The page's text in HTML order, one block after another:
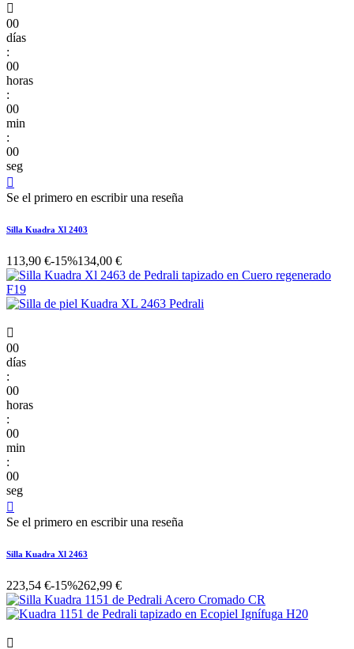

00
días
:
00
horas
:
00
min
:
00
seg

Se el primero en escribir una reseña
Silla Kuadra Xl 2403
113,90 €-15%134,00 €

00
días
:
00
horas
:
00
min
:
00
seg

Se el primero en escribir una reseña
Silla Kuadra Xl 2463
223,54 €-15%262,99 €
